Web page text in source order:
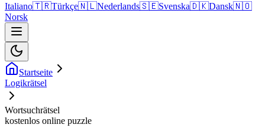
Italiano🇹🇷Türkçe🇳🇱Nederlands🇸🇪Svenska🇩🇰Dansk🇳🇴
Norsk
Startseite
Logikrätsel
Wortsuchrätsel
kostenlos online puzzle